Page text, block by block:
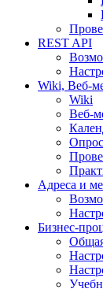
REST API
Wiki, Веб-
Wiki
Веб-
Адреса и
Бизнес-